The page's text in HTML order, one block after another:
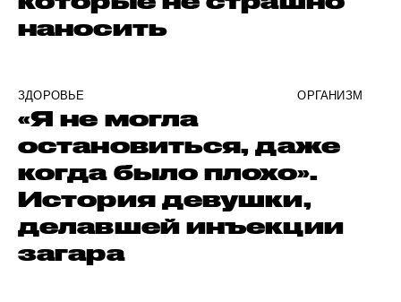
наносить
ЗДОРОВЬЕ ОРГАНИЗМ
«Я не могла
остановиться, даже
когда было плохо».
История девушки,
делавшей инъекции
загара